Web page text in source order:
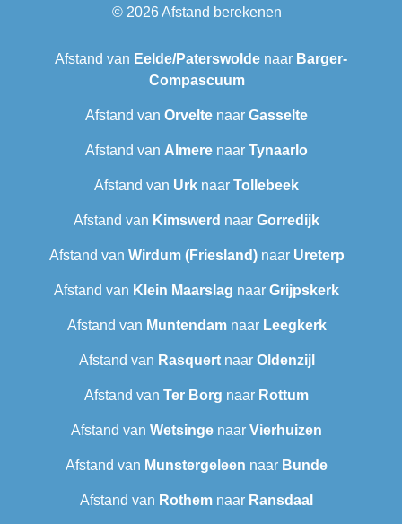
© 2026Afstand berekenen
Afstand van Eelde/Paterswolde naar Barger-
Compascuum
Afstand van Orvelte naar Gasselte
Afstand van Almere naar Tynaarlo
Afstand van Urk naar Tollebeek
Afstand van Kimswerd naar Gorredijk
Afstand van Wirdum (Friesland)naar Ureterp
Afstand van Klein Maarslag naar Grijpskerk
Afstand van Muntendamnaar Leegkerk
Afstand van Rasquertnaar Oldenzijl
Afstand van Ter Borg naar Rottum
Afstand van Wetsinge naar Vierhuizen
Afstand van Munstergeleen naar Bunde
Afstand van Rothem naar Ransdaal